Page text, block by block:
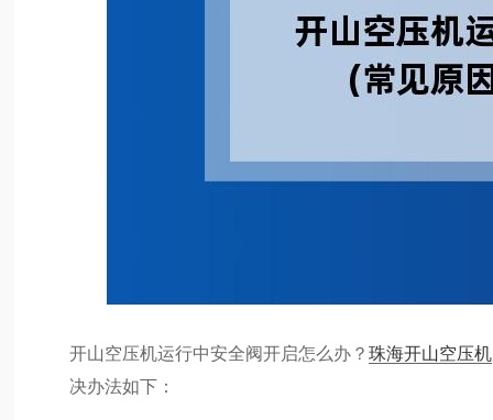
开山空压机运行中安全阀开启怎么办？珠海开山空压机
决办法如下：